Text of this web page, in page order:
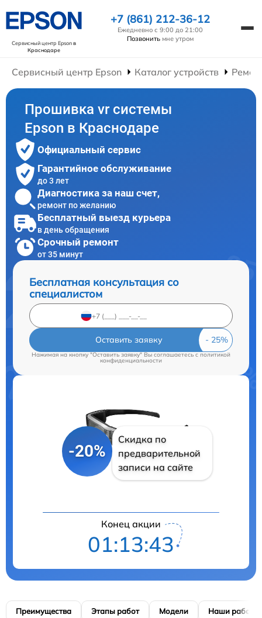
Сервисный центр Epsonв
Краснодаре
+7 (861) 212-36-12
Ежедневно с 9:00 до 21:00
Позвонить мне утром
Сервисный центр Epson Каталог устройств
Прошивка vr системы
Epson в Краснодаре
Официальный сервис
Гарантийное обслуживание
до 3 лет
Диагностика за наш счет,
ремонт по желанию
Бесплатный выезд курьера
в день обращения
Срочный ремонт
от 35 минут
Бесплатная консультация со
специалистом
Оставить заявку
Нажимая на кнопку "Оставить заявку" Вы соглашаетесь cполитикой
конфиденциальности
-20%
Скидка по
предварительной
записи на сайте
Конец акции
01:13:41
Преимущества Этапы работ Модели Наши работы